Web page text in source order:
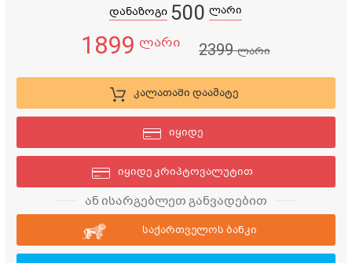
დანაზოგი 500 ლარი
1899 ლარი 2399ლარი
კალათაში დაამატე
იყიდე
იყიდე კრიპტოვალუტით
ან ისარგებლეთ განვადებით
საქართველოს ბანკი